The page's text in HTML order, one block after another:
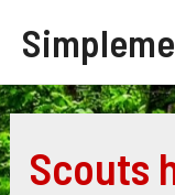
content
Scouts